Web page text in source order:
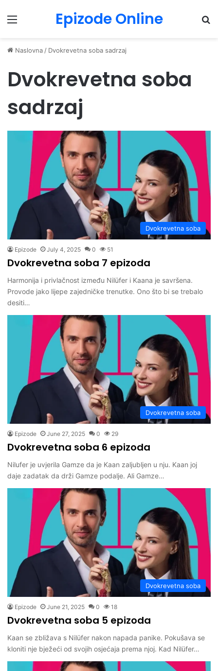
Menu Epizode Online
Naslovna / Dvokrevetna soba sadrzaj
Dvokrevetna soba
sadrzaj
Dvokrevetna soba
Epizode July 4, 2025 0 51
Dvokrevetna soba 7 epizoda
Harmonija i privlačnost između Nilüfer i Kaana je savršena.
Provode jako lijepe zajedničke trenutke. Ono što bi se trebalo
desiti…
Dvokrevetna soba
Epizode June 27, 2025 0 29
Dvokrevetna soba 6 epizoda
Nilufer je uvjerila Gamze da je Kaan zaljubljen u nju. Kaan joj
daje zadatak da drži Gamze podalje. Ali Gamze…
Dvokrevetna soba
Epizode June 21, 2025 0 18
Dvokrevetna soba 5 epizoda
Kaan se zbližava s Nilüfer nakon napada panike. Pokušava se
kloniti nje bježeći od svojih osjećaja prema njoj. Kad Nilüfer…